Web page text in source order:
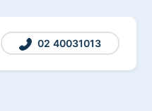
02 40031013